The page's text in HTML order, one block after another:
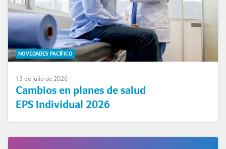
NOVEDADES PACÍFICO
13 de julio de 2026
Cambios en planes de salud
EPS Individual 2026